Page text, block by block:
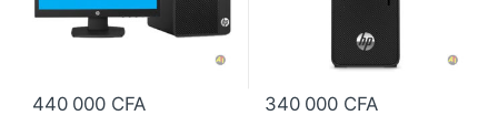
440 000 CFA 340 000 CFA